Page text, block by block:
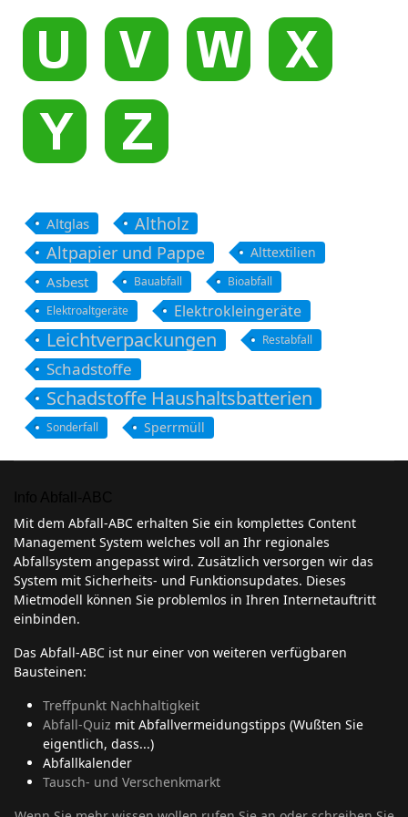
Altglas
Altholz
Altpapier und Pappe
Alttextilien
Asbest Bauabfall
Bioabfall
Elektroaltgeräte
Elektrokleingeräte
Leichtverpackungen Restabfall
Schadstoffe
Schadstoffe Haushaltsbatterien
Sonderfall Sperrmüll
Mit dem Abfall-ABC erhalten Sie ein komplettes Content
Management System welches voll an Ihr regionales
Abfallsystem angepasst wird. Zusätzlich versorgen wir das
System mit Sicherheits- und Funktionsupdates. Dieses
Mietmodell können Sie problemlos in Ihren Internetauftritt
einbinden.
Das Abfall-ABC ist nur einer von weiteren verfügbaren
Bausteinen:
Treffpunkt Nachhaltigkeit
Abfall-Quiz mit Abfallvermeidungstipps (Wußten Sie
eigentlich, dass...)
Abfallkalender
Tausch- und Verschenkmarkt